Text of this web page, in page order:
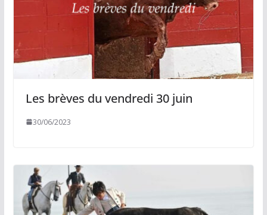
Les brèves du vendredi 30 juin
30/06/2023